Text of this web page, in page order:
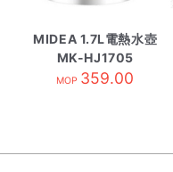
MIDEA 1.7L電熱水壺
MK-HJ1705
MOP 359.00